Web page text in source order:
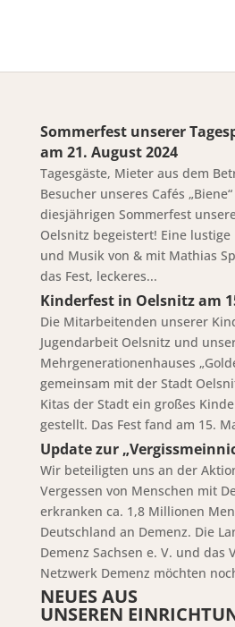
Sommerfest unserer
am 21. August 2024
Tagesgäste, Mieter aus dem
Besucher unseres Cafés
diesjährigen Sommerfest
Oelsnitz begeistert! Eine
und Musik von & mit Mathias
das Fest, leckeres...
Kinderfest in Oelsnitz am
Die Mitarbeitenden unserer
Jugendarbeit Oelsnitz und
Mehrgenerationenhauses
gemeinsam mit der Stadt
Kitas der Stadt ein großes
gestellt. Das Fest fand am 15.
Update zur
Wir beteiligten uns an der
Vergessen von Menschen mit
erkranken ca. 1,8 Millionen
Deutschland an Demenz. Die
Demenz Sachsen e. V. und das
Netzwerk Demenz möchten
NEUES AUS
UNSEREN